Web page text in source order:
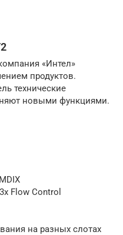
«Интел»
продуктов.
технические
новыми функциями.
Flow Control
на разных слотах